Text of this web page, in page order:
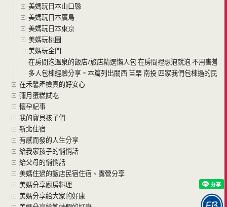
美媽玩日本山口縣
美媽玩日本廣島
美媽玩日本東京
美媽玩桃園
美媽玩金門
在房間泡溫泉的飯店/旅店精選懶人包 在房間裡想泡就泡 不用害羞
多人包棟經驗分享。本篇列出關西 苗栗 南投 四家我們包棟過的民宿
在禾馨產檢真的好安心
彌月蛋糕試吃
懷孕紀事
我的寶貝孩子們
新北住宿
有感而發的人生分享
給我家孩子的悄悄話
給父母的悄悄話
美媽住過的飯店民宿住宿、露營分享
美媽分享廚房料理
美媽分享給大家的好康